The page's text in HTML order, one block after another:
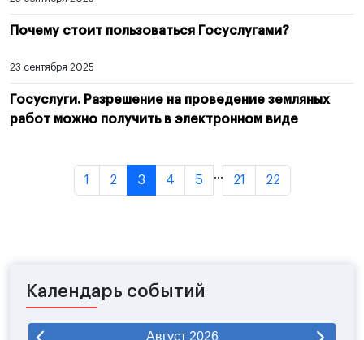
Почему стоит пользоваться Госуслугами?
23 сентября 2025
Госуслуги. Разрешение на проведение земляных
работ можно получить в электронном виде
1 2 3 4 5 ... 21 22
Календарь событий
Август 2026